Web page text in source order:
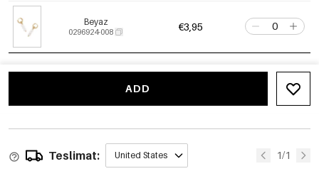
Beyaz
0296924-008 €3,95
ADD
Teslimat: United States 1/1